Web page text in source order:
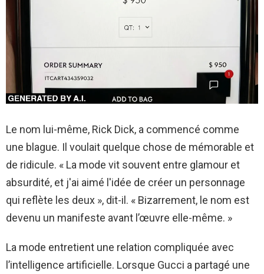
Le nom lui-même, Rick Dick, a commencé comme
une blague. Il voulait quelque chose de mémorable et
de ridicule. « La mode vit souvent entre glamour et
absurdité, et j'ai aimé l'idée de créer un personnage
qui reflète les deux », dit-il. « Bizarrement, le nom est
devenu un manifeste avant l’œuvre elle-même. »
La mode entretient une relation compliquée avec
l’intelligence artificielle. Lorsque Gucci a partagé une